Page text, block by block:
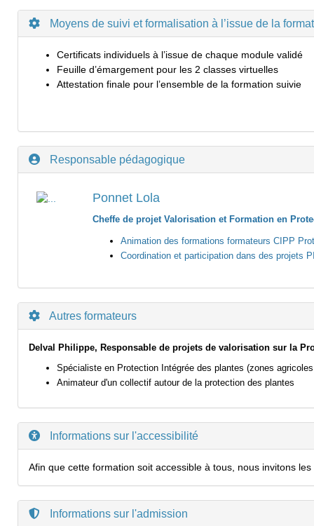
Moyens de suivi et formalisation à l’issue de la
Certificats individuels à l’issue de chaque module validé
Feuille d’émargement pour les 2 classes virtuelles
Attestation finale pour l’ensemble de la formation suivie
Responsable pédagogique
Ponnet Lola
Cheffe de projet Valorisation et Formation en
Animation des formations formateurs CIPP
Coordination et participation dans des projets
Autres formateurs
Delval Philippe, Responsable de projets de valorisation sur la
Spécialiste en Protection Intégrée des plantes (zones
Animateur d'un collectif autour de la protection des plantes
Informations sur l'accessibilité
Afin que cette formation soit accessible à tous, nous invitons
Informations sur l'admission